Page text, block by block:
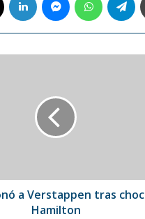
a Verstappen tras
Hamilton